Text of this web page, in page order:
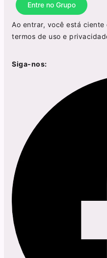
Entre no Grupo
Ao entrar, você está
termos de uso e
Siga-nos: